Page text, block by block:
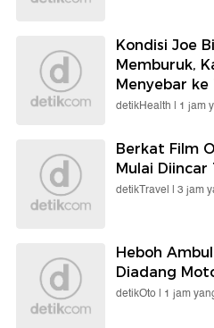
Kondisi Joe
Memburuk,
Menyebar ke
detikHealth | 1 jam
Berkat Film
Mulai Diincar
detikTravel | 3 jam
Heboh
Diadang
detikOto | 1 jam